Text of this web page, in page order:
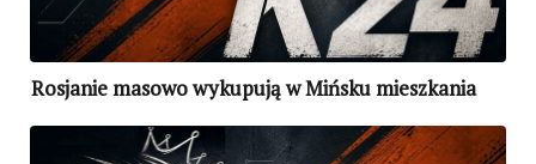
Rosjanie masowo wykupują w Mińsku mieszkania